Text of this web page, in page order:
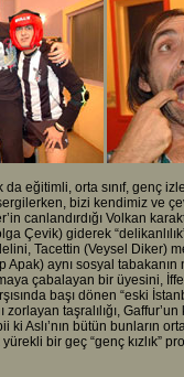
eğitimli, orta sınıf, genç
bizi kendimiz ve
canlandırdığı Volkan
Çevik) giderek
Tacettin (Veysel Diker)
Apak) aynı sosyal
çabalayan bir üyesini,
başı dönen “eski
zorlayan taşralılığı,
ki Aslı’nın bütün bunların
bir geç “genç kızlık”